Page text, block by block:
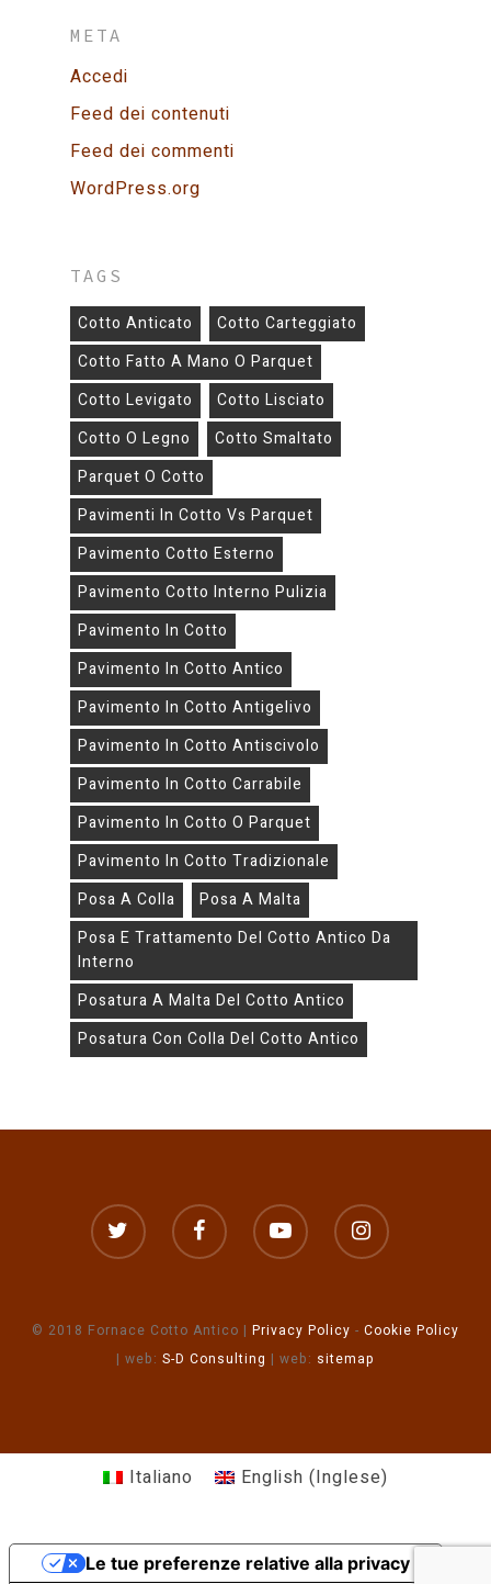
META
Accedi
Feed dei contenuti
Feed dei commenti
WordPress.org
TAGS
Cotto Anticato
Cotto Carteggiato
Cotto Fatto A Mano O Parquet
Cotto Levigato
Cotto Lisciato
Cotto O Legno
Cotto Smaltato
Parquet O Cotto
Pavimenti In Cotto Vs Parquet
Pavimento Cotto Esterno
Pavimento Cotto Interno Pulizia
Pavimento In Cotto
Pavimento In Cotto Antico
Pavimento In Cotto Antigelivo
Pavimento In Cotto Antiscivolo
Pavimento In Cotto Carrabile
Pavimento In Cotto O Parquet
Pavimento In Cotto Tradizionale
Posa A Colla
Posa A Malta
Posa E Trattamento Del Cotto Antico Da
Interno
Posatura A Malta Del Cotto Antico
Posatura Con Colla Del Cotto Antico
© 2018 Fornace Cotto Antico | Privacy Policy - Cookie Policy
| web: S-D Consulting | web: sitemap
Italiano English (Inglese)
Le tue preferenze relative alla privacy